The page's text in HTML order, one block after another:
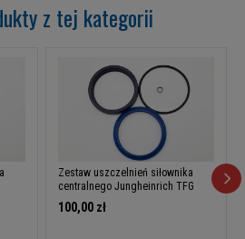
z tej kategorii
Zestaw uszczelnień siłownika
centralnego Jungheinrich TFG
100,00 zł